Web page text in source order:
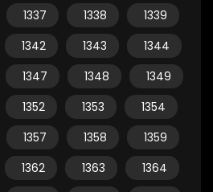
1337 1338
1339
1342 1343
1344
1347 1348
1349
1352 1353
1354
1357 1358
1359
1362 1363
1364